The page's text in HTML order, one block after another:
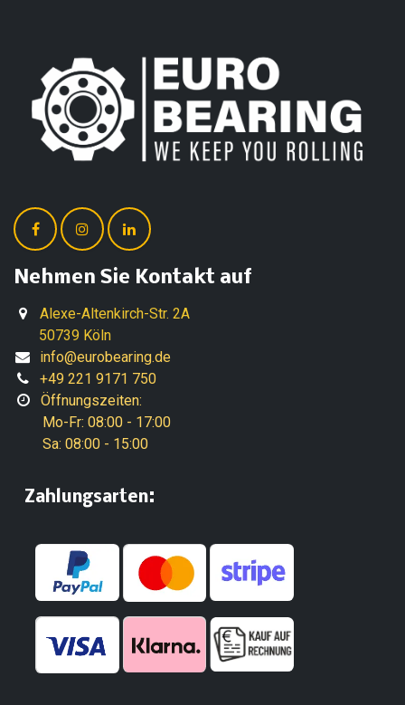
Nehmen Sie Kontakt auf
Alexe-Altenkirch-Str. 2A
50739 Köln
info@eurobearing.de
+49 221 9171 750
Öffnungszeiten:
Mo-Fr: 08:00 - 17:00
Sa: 08:00 - 15:00
​Zahlungsarten: